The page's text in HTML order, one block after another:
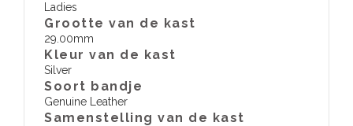
Ladies
Grootte van de kast
29.00mm
Kleur van de kast
Silver
Soort bandje
Genuine Leather
Samenstelling van de kast